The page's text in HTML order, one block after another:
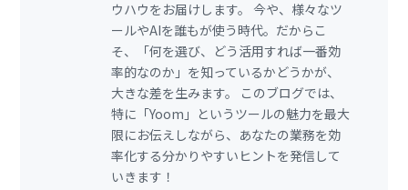
ウハウをお届けします。 今や、様々なツ
ールやAIを誰もが使う時代。だからこ
そ、「何を選び、どう活用すれば一番効
率的なのか」を知っているかどうかが、
大きな差を生みます。 このブログでは、
特に「Yoom」というツールの魅力を最大
限にお伝えしながら、あなたの業務を効
率化する分かりやすいヒントを発信して
いきます！